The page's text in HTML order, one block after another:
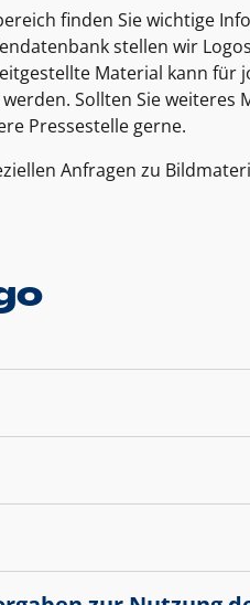
finden Sie wichtige
stellen wir
Material kann
Sollten Sie
Pressestelle gerne.
Anfragen zu